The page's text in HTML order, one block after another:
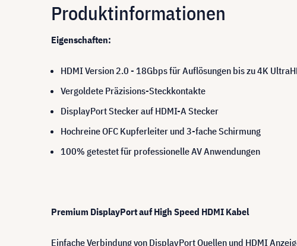
Produktinformationen
Eigenschaften:
HDMI Version 2.0 - 18Gbps für Auflösungen bis zu 4K
Vergoldete Präzisions-Steckkontakte
DisplayPort Stecker auf HDMI-A Stecker
Hochreine OFC Kupferleiter und 3-fache Schirmung
100% getestet für professionelle AV Anwendungen
Premium DisplayPort auf High Speed HDMI Kabel
Einfache Verbindung von DisplayPort Quellen und HDMI